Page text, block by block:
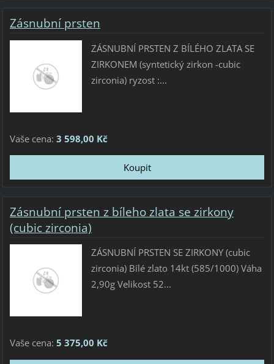
Zásnubní prsten
ZÁSNUBNÍ PRSTEN Z BÍLÉHO ZLATA SE
ZIRKONEM (syntetický zirkon -cubic
zirconia) ryzost :...
Vaše cena: 3 598,00 Kč
Zásnubní prsten z bíleho zlata se zirkony
(cubic zirconia)
ZÁSNUBNÍ PRSTEN SE ZIRKONY (cubic
zirconia) Bílé zlato 14kt (585/1000) Váha
2,90g Velikost 52...
Vaše cena: 5 375,00 Kč